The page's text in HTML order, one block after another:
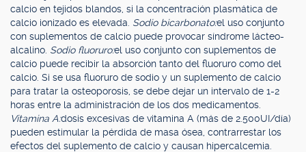
calcio en tejidos blandos, si la concentración plasmática de
calcio ionizado es elevada. Sodio bicarbonato:el uso conjunto
con suplementos de calcio puede provocar síndrome lácteo-
alcalino. Sodio fluoruro:el uso conjunto con suplementos de
calcio puede recibir la absorción tanto del fluoruro como del
calcio. Si se usa fluoruro de sodio y un suplemento de calcio
para tratar la osteoporosis, se debe dejar un intervalo de 1-2
horas entre la administración de los dos medicamentos.
Vitamina A:dosis excesivas de vitamina A (más de 2.500UI/día)
pueden estimular la pérdida de masa ósea, contrarrestar los
efectos del suplemento de calcio y causan hipercalcemia.